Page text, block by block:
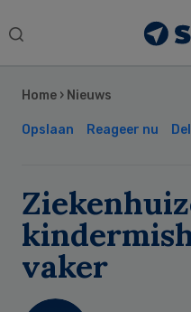
Search
Home › Nieuws
Opslaan Reageer nu
vaker
Sidebar